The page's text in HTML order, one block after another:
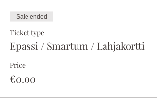
Sale ended
Ticket type
Epassi / Smartum / Lahjakortti
Price
€0.00